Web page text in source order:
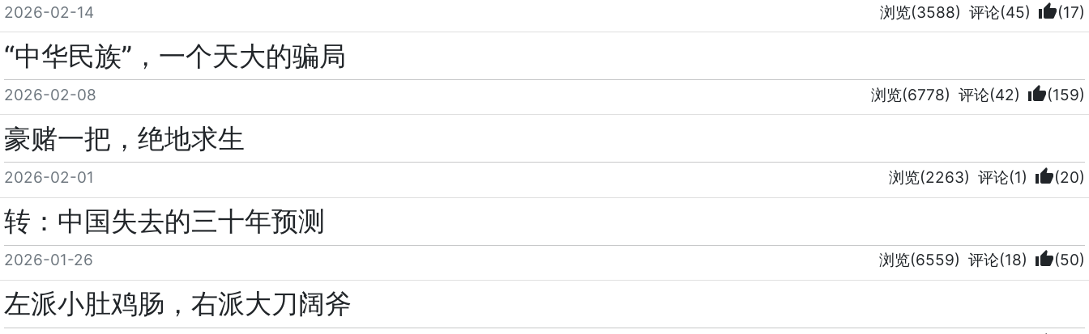
2026-02-14 浏览(3588) 评论(45) thumb_up(17)
“中华民族”，一个天大的骗局
2026-02-08 浏览(6778) 评论(42) thumb_up(159)
豪赌一把，绝地求生
2026-02-01 浏览(2263) 评论(1) thumb_up(20)
转：中国失去的三十年预测
2026-01-26 浏览(6559) 评论(18) thumb_up(50)
左派小肚鸡肠，右派大刀阔斧